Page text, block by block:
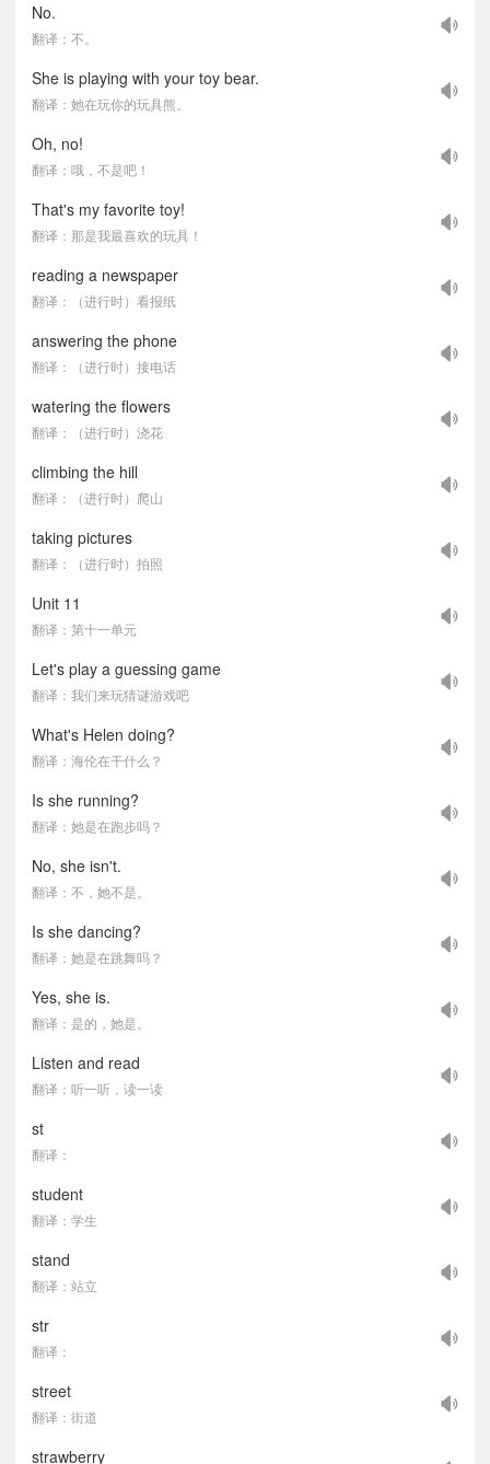
No.
翻译：不。
She is playing with your toy bear.
翻译：她在玩你的玩具熊。
Oh, no!
翻译：哦，不是吧！
That's my favorite toy!
翻译：那是我最喜欢的玩具！
reading a newspaper
翻译：（进行时）看报纸
answering the phone
翻译：（进行时）接电话
watering the flowers
翻译：（进行时）浇花
climbing the hill
翻译：（进行时）爬山
taking pictures
翻译：（进行时）拍照
Unit 11
翻译：第十一单元
Let's play a guessing game
翻译：我们来玩猜谜游戏吧
What's Helen doing?
翻译：海伦在干什么？
Is she running?
翻译：她是在跑步吗？
No, she isn't.
翻译：不，她不是。
Is she dancing?
翻译：她是在跳舞吗？
Yes, she is.
翻译：是的，她是。
Listen and read
翻译：听一听，读一读
st
翻译：
student
翻译：学生
stand
翻译：站立
str
翻译：
street
翻译：街道
strawberry